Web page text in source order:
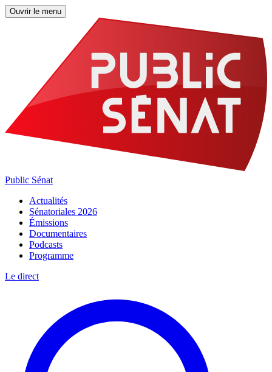
Ouvrir le menu
Public Sénat
Actualités
Sénatoriales 2026
Émissions
Documentaires
Podcasts
Programme
Le direct